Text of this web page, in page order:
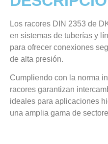
Los racores DIN 2353 de
en sistemas de tuberías y
para ofrecer conexiones
de alta presión.
Cumpliendo con la norma
racores garantizan
ideales para aplicaciones
una amplia gama de